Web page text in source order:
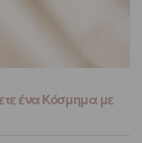
ένα Κόσμημα με